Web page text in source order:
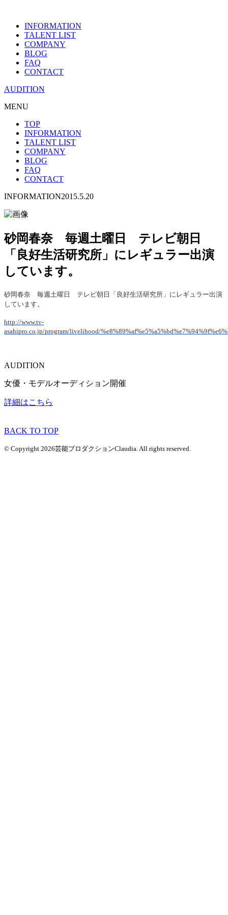
INFORMATION
TALENT LIST
COMPANY
BLOG
FAQ
CONTACT
AUDITION
MENU
TOP
INFORMATION
TALENT LIST
COMPANY
BLOG
FAQ
CONTACT
INFORMATION2015.5.20
砂岡春奈 毎週土曜日 テレビ朝日
「良好生活研究所」にレギュラー出演
しています。
砂岡春奈 毎週土曜日 テレビ朝日「良好生活研究所」にレギュラー出演
しています。
http://www.tv-
asahipro.co.jp/program/livelihood/
AUDITION
女優・モデルオーディション開催
詳細はこちら
BACK TO TOP
© Copyright 2026芸能プロダクションClaudia. All rights reserved.